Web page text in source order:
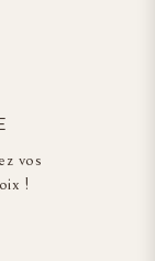
vos
!